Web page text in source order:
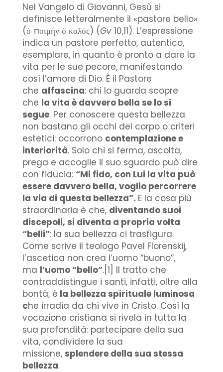
Nel Vangelo di Giovanni, Gesù si
definisce letteralmente il «pastore bello»
(ὁ ποιμὴν ὁ καλός) (Gv 10,11). L’espressione
indica un pastore perfetto, autentico,
esemplare, in quanto è pronto a dare la
vita per le sue pecore, manifestando
così l’amore di Dio. È il Pastore
che affascina: chi lo guarda scopre
che la vita è davvero bella se lo si
segue. Per conoscere questa bellezza
non bastano gli occhi del corpo o criteri
estetici: occorrono contemplazione e
interiorità. Solo chi si ferma, ascolta,
prega e accoglie il suo sguardo può dire
con fiducia: “Mi fido, con Lui la vita può
essere davvero bella, voglio percorrere
la via di questa bellezza”. E la cosa più
straordinaria è che, diventando suoi
discepoli, si diventa a propria volta
“belli”: la sua bellezza ci trasfigura.
Come scrive il teologo Pavel Florenskij,
l’ascetica non crea l’uomo “buono”,
ma l’uomo “bello”.[1] Il tratto che
contraddistingue i santi, infatti, oltre alla
bontà, è la bellezza spirituale luminosa
che irradia da chi vive in Cristo. Così la
vocazione cristiana si rivela in tutta la
sua profondità: partecipare della sua
vita, condividere la sua
missione, splendere della sua stessa
bellezza.